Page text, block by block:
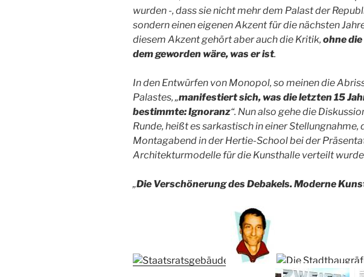
wurden -, dass sie nicht mehr dem Palast der
sondern einen eigenen Akzent für die nächsten
diesem Akzent gehört aber auch die Kritik, ohne
dem geworden wäre, was er ist.
In den Entwürfen von Monopol, so meinen die
Palastes, „manifestiert sich, was die letzten 15
bestimmte: Ignoranz“. Nun also gehe die
Runde, heißt es sarkastisch in einer Stellungnahme,
Montagabend in der Hertie-School bei der
Architekturmodelle für die Kunsthalle verteilt
„Die Verschönerung des Debakels. Moderne